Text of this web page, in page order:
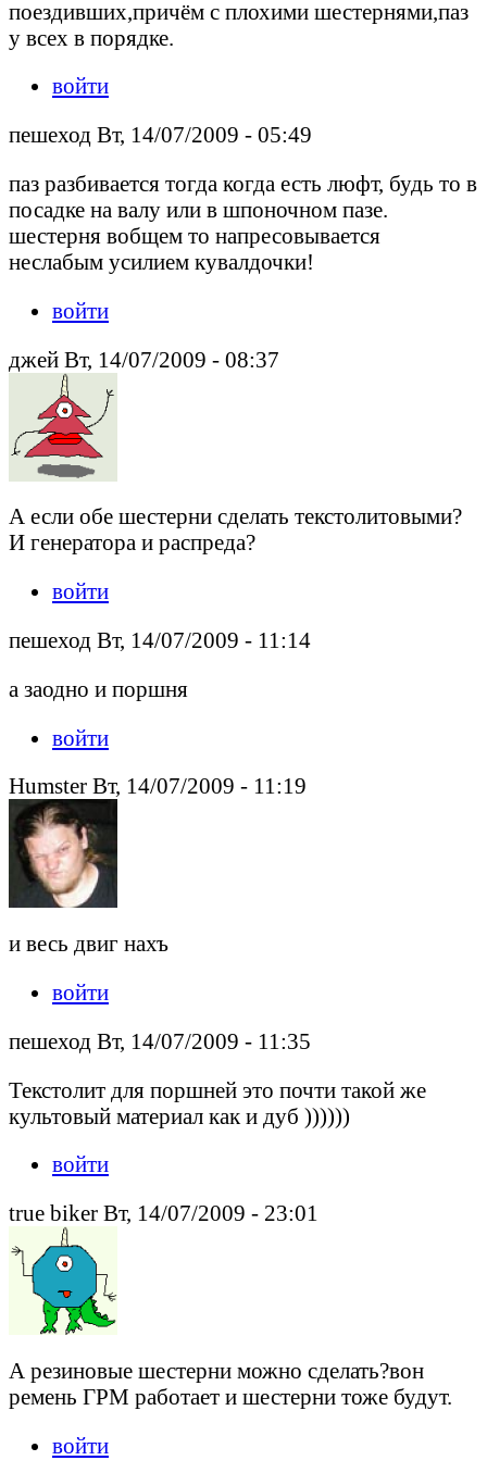
поездивших,причём с плохими шестернями,паз
у всех в порядке.
войти
пешеход Вт, 14/07/2009 - 05:49
паз разбивается тогда когда есть люфт, будь то в
посадке на валу или в шпоночном пазе.
шестерня вобщем то напресовывается
неслабым усилием кувалдочки!
войти
джей Вт, 14/07/2009 - 08:37
А если обе шестерни сделать текстолитовыми?
И генератора и распреда?
войти
пешеход Вт, 14/07/2009 - 11:14
а заодно и поршня
войти
Humster Вт, 14/07/2009 - 11:19
и весь двиг нахъ
войти
пешеход Вт, 14/07/2009 - 11:35
Текстолит для поршней это почти такой же
культовый материал как и дуб ))))))
войти
true biker Вт, 14/07/2009 - 23:01
А резиновые шестерни можно сделать?вон
ремень ГРМ работает и шестерни тоже будут.
войти